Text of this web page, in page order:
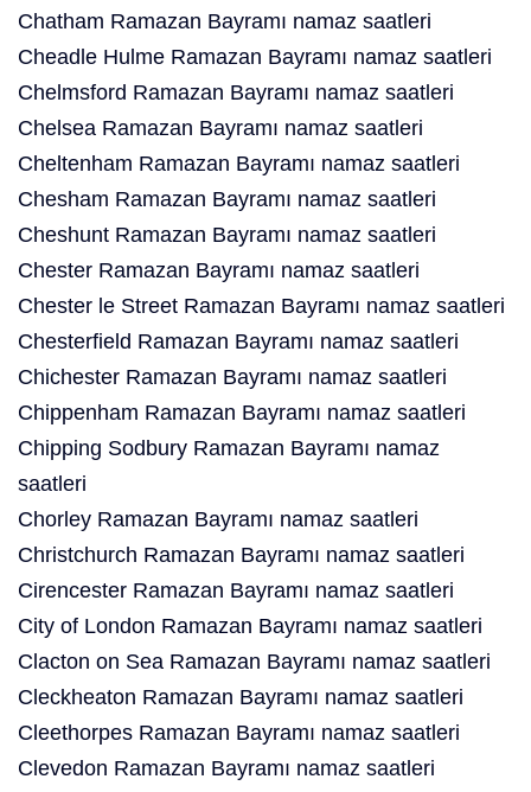
Chatham Ramazan Bayramı namaz saatleri
Cheadle Hulme Ramazan Bayramı namaz saatleri
Chelmsford Ramazan Bayramı namaz saatleri
Chelsea Ramazan Bayramı namaz saatleri
Cheltenham Ramazan Bayramı namaz saatleri
Chesham Ramazan Bayramı namaz saatleri
Cheshunt Ramazan Bayramı namaz saatleri
Chester Ramazan Bayramı namaz saatleri
Chester le Street Ramazan Bayramı namaz saatleri
Chesterfield Ramazan Bayramı namaz saatleri
Chichester Ramazan Bayramı namaz saatleri
Chippenham Ramazan Bayramı namaz saatleri
Chipping Sodbury Ramazan Bayramı namaz
saatleri
Chorley Ramazan Bayramı namaz saatleri
Christchurch Ramazan Bayramı namaz saatleri
Cirencester Ramazan Bayramı namaz saatleri
City of London Ramazan Bayramı namaz saatleri
Clacton on Sea Ramazan Bayramı namaz saatleri
Cleckheaton Ramazan Bayramı namaz saatleri
Cleethorpes Ramazan Bayramı namaz saatleri
Clevedon Ramazan Bayramı namaz saatleri